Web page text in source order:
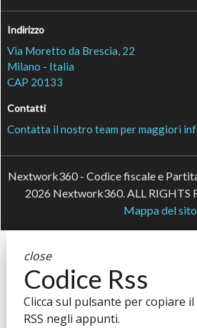
Indirizzo
Via Moretto da Brescia, 22
Milano - Italia
CAP 20133
Contatti
Contatta il nostro team per maggiori
Nextwork360 - Codice fiscale e
2026 Nextwork360. ALL RIGHTS
Mappa del sito
close
Codice Rss
Clicca sul pulsante per copiare
RSS negli appunti.